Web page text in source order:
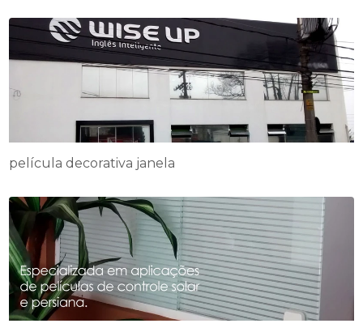
película decorativa janela